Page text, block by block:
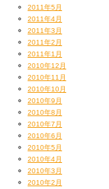
2011年5月
2011年4月
2011年3月
2011年2月
2011年1月
2010年12月
2010年11月
2010年10月
2010年9月
2010年8月
2010年7月
2010年6月
2010年5月
2010年4月
2010年3月
2010年2月